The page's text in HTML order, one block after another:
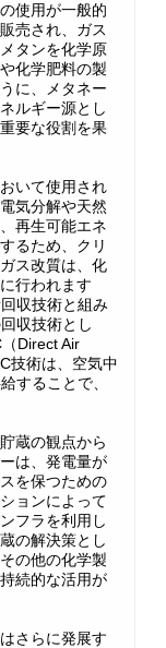
使用が一般的
売され、ガス
タンを化学原
化学肥料の製
に、メタネー
ルギー源とし
要な役割を果
いて使用され
気分解や天然
再生可能エネ
るため、クリ
ス改質は、化
行われます
収技術と組み
収技術とし
Direct Air
技術は、空気中
することで、
蔵の観点から
は、発電量が
を保つための
ョンによって
フラを利用し
の解決策とし
の他の化学製
続的な活用が
さらに発展す